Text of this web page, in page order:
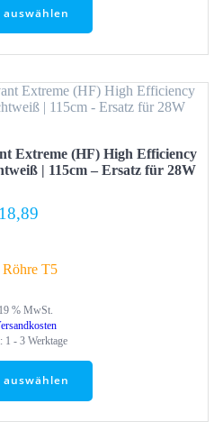
auswählen
Extreme (HF) High Efficiency
| 115cm – Ersatz für 28W
T5
% MwSt.
1 - 3 Werktage
auswählen